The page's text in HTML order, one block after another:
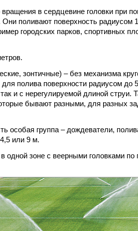
вращения в сердцевине головки при
Они поливают поверхность
городских парков, спортивных
зонтичные) – без механизма
полива поверхности радиусом до
и с нерегулируемой длиной струи.
бывают разными, для разных
особая группа – дождеватели,
или 9 м.
одной зоне с веерными головками по